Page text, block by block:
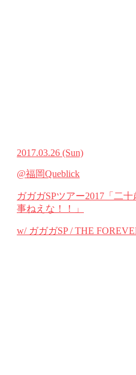
2017.03.26 (Sun)
@福岡Queblick
ガガガSPツアー2017「二
事ねえな！！」
w/ ガガガSP / THE